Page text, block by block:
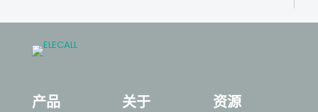
产品 关于 资源